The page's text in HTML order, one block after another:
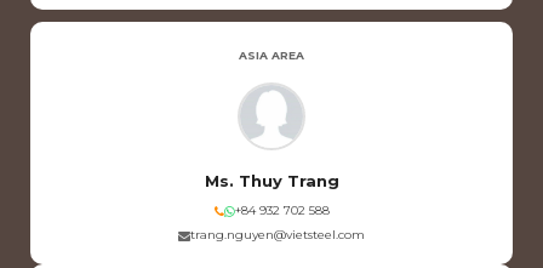
ASIA AREA
Ms. Thuy Trang
+84 932 702 588
trang.nguyen@vietsteel.com